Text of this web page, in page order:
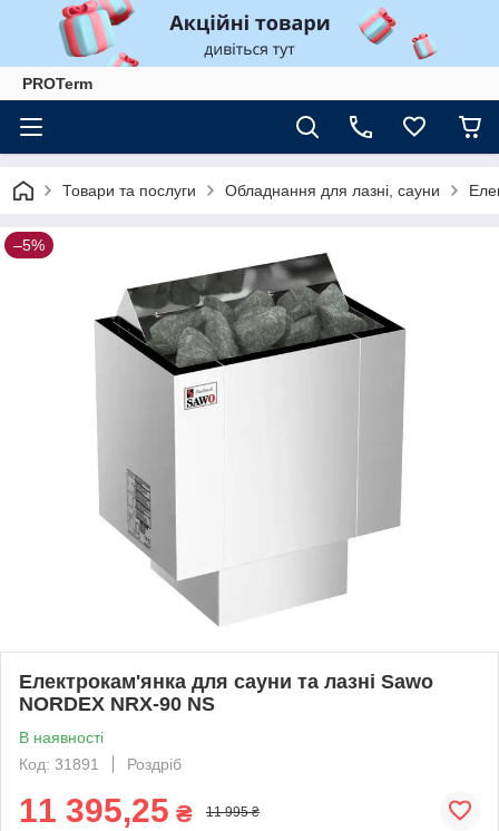
PROTerm
Товари та послуги Обладнання для лазні, сауни
–5%
Електрокам'янка для сауни та лазні Sawo
NORDEX NRX-90 NS
В наявності
Код: 31891
Роздріб
11 395,25 ₴ 11 995 ₴